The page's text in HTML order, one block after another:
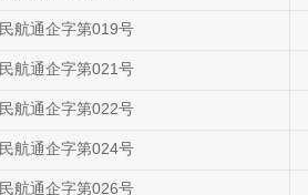
民航通企字第019号
民航通企字第021号
民航通企字第022号
民航通企字第024号
民航通企字第026号